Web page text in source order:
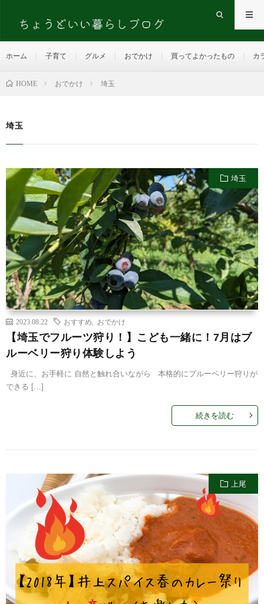
ホーム 子育て グルメ おでかけ 買ってよかったもの カ
HOME おでかけ 埼玉
埼玉
埼玉
2023.08.22 おすすめ おでかけ
【埼玉でフルーツ狩り！】こども一緒に！7月はブ
ルーベリー狩り体験しよう
身近に、お手軽に 自然と触れ合いながら 本格的にブルーベリー狩りが
できる […]
続きを読む
上尾